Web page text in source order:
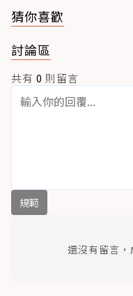
猜你喜歡
討論區
共有 0 則留言
規範
還沒有留言，